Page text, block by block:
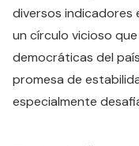
diversos indicadores
un círculo vicioso
democráticas del
promesa de
especialmente